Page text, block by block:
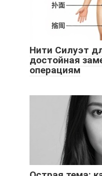
Нити Силуэт
достойная
операциям